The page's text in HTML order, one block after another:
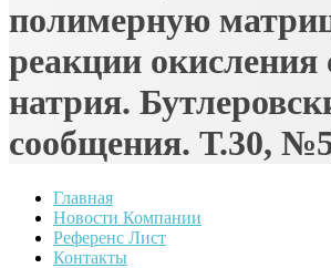
полимерную
реакции окисления
натрия.
сообщения. Т.30,
Главная
Новости Компании
Референс Лист
Контакты